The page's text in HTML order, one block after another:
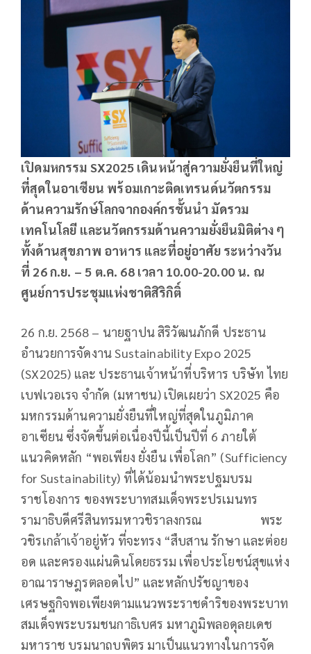
เปิดมหกรรม SX2025เดินหน้าสู่ความยั่งยืนที่ใหญ่
ที่สุดในอาเซียน พร้อมเกาะติดเทรนด์นวัตกรรม
ด้านความรักษ์โลกจากองค์กรชั้นนำ มัดรวม
เทคโนโลยี และนวัตกรรมด้านความยั่งยืนมิติต่าง ๆ
ทั้งด้านสุขภาพ อาหาร และที่อยู่อาศัย ระหว่างวัน
ที่ 26ก.ย. – 5 ต.ค. 68เวลา 10.00-20.00น. ณ
ศูนย์การประชุมแห่งชาติสิริกิติ์
26 ก.ย. 2568 – นายฐาปน สิริวัฒนภักดี ประธาน
อำนวยการจัดงาน Sustainability Expo 2025
(SX2025) และ ประธานเจ้าหน้าที่บริหาร บริษัท ไทย
เบฟเวอเรจ จำกัด (มหาชน) เปิดเผยว่า SX2025 คือ
มหกรรมด้านความยั่งยืนที่ใหญ่ที่สุดในภูมิภาค
อาเซียน ซึ่งจัดขึ้นต่อเนื่องปีนี้เป็นปีที่ 6 ภายใต้
แนวคิดหลัก “พอเพียง ยั่งยืน เพื่อโลก” (Sufficiency
for Sustainability) ที่ได้น้อมนำพระปฐมบรม
ราชโองการ ของพระบาทสมเด็จพระปรเมนทร
รามาธิบดีศรีสินทรมหาวชิราลงกรณ พระ
วชิรเกล้าเจ้าอยู่หัว ที่จะทรง “สืบสาน รักษา และต่อย
อด และครองแผ่นดินโดยธรรม เพื่อประโยชน์สุขแห่ง
อาณาราษฎรตลอดไป” และหลักปรัชญาของ
เศรษฐกิจพอเพียงตามแนวพระราชดำริของพระบาท
สมเด็จพระบรมชนกาธิเบศร มหาภูมิพลอดุลยเดช
มหาราช บรมนาถบพิตร มาเป็นแนวทางในการจัด